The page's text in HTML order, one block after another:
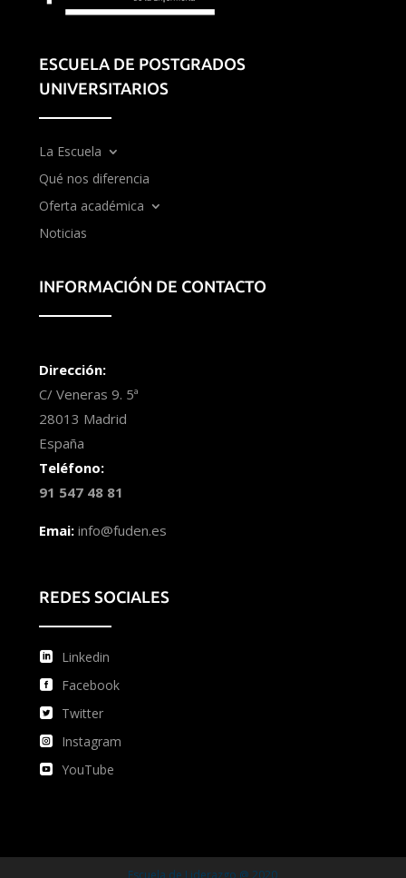
ESCUELA DE POSTGRADOS
UNIVERSITARIOS
La Escuela
Qué nos diferencia
Oferta académica
Noticias
INFORMACIÓN DE CONTACTO
Dirección:
C/ Veneras 9. 5ª
28013 Madrid
España
Teléfono:
91 547 48 81
Emai: info@fuden.es
REDES SOCIALES
Linkedin
Facebook
Twitter
Instagram
YouTube